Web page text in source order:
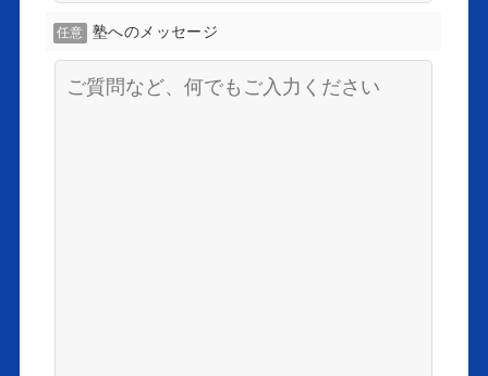
任意 塾へのメッセージ